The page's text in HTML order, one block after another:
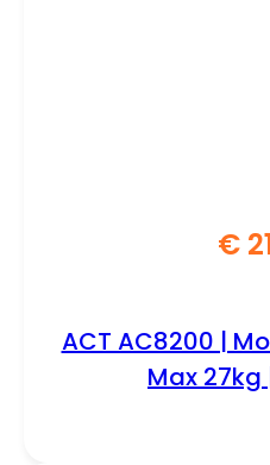
€
ACT AC8200 |
Max 27kg